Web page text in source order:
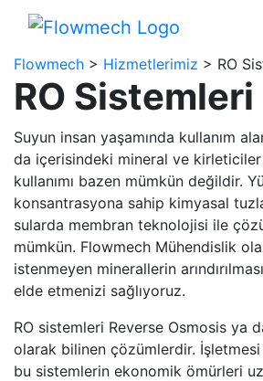
Flowmech > Hizmetlerimiz > RO
RO Sistemleri
Suyun insan yaşamında kullanım
da içerisindeki mineral ve
kullanımı bazen mümkün değildir.
konsantrasyona sahip kimyasal
sularda membran teknolojisi ile
mümkün. Flowmech Mühendislik
istenmeyen minerallerin
elde etmenizi sağlıyoruz.
RO sistemleri Reverse Osmosis ya
olarak bilinen çözümlerdir.
bu sistemlerin ekonomik ömürleri